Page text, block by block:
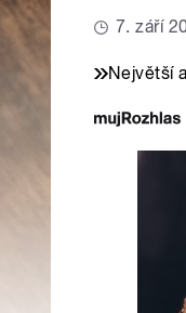
7. září
Největší